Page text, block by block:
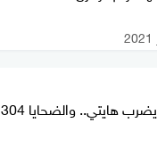
زلزال مدمر يضرب هايتي.. والضحايا 304